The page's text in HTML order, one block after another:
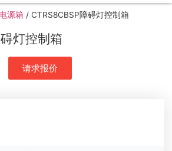
源箱 / CTRS8CBSP障碍灯控制箱
灯控制箱
请求报价